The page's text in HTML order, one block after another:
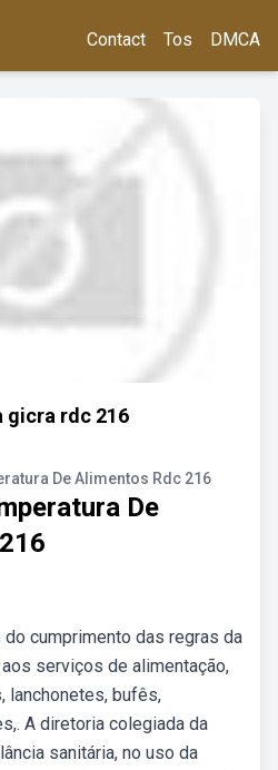
Contact Tos DMCA
gicra rdc 216
De Alimentos Rdc 216
De
cumprimento das regras da
serviços de alimentação,
lanchonetes, bufês,
A diretoria colegiada da
sanitária, no uso da